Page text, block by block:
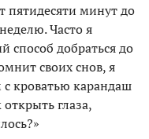
пятидесяти минут до
Часто я
способ добраться до
своих снов, я
с кроватью карандаш
глаза,